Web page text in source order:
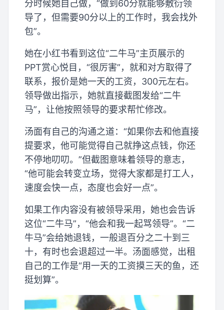
分时候她自己做，“做到60分就能够敷衍领
导了，但需要90分以上的工作时，我会找外
包”。
她在小红书看到这位“二牛马”主页展示的
PPT赏心悦目，“很厉害”，就和对方取得了
联系，报价是她一天的工资，300元左右。
领导做出指示，她就直接截图发给“二牛
马”，让他按照领导的要求帮忙修改。
汤面有自己的沟通之道：“如果你去和他直接
提要求，他可能觉得自己就挣这点钱，你还
不停地叨叨。”但截图意味着领导的意志，
“他可能会转变立场，觉得大家都是打工人，
速度会快一点，态度也会好一点”。
如果工作内容没有被领导采用，她也会告诉
这位“二牛马”，“他会和我一起骂领导”。“二
牛马”会给她退钱，一般退百分之二十到三
十，有时也会退超过一半。汤面感觉，出租
自己的工作是“用一天的工资摸三天的鱼，还
挺划算”。